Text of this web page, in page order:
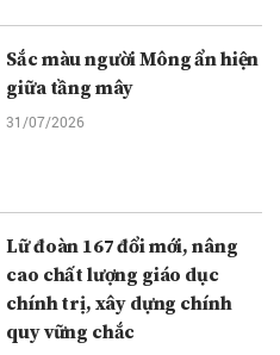
Sắc màu người Mông ẩn hiện
giữa tầng mây
31/07/2026
Lữ đoàn 167 đổi mới, nâng
cao chất lượng giáo dục
chính trị, xây dựng chính
quy vững chắc